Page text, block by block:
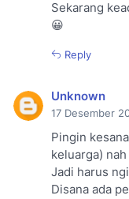
Sekarang
😀
Reply
Unknown
17 Desember
Pingin
keluarga)
Jadi harus
Disana ada